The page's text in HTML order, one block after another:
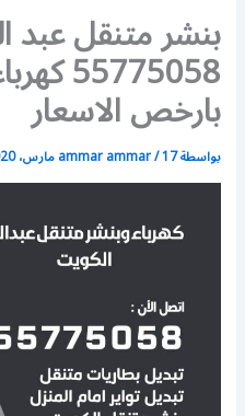
بنشر متنقل عبد
بارخص الاسعار
بواسطة ammar ammar/17 مارس، 2020